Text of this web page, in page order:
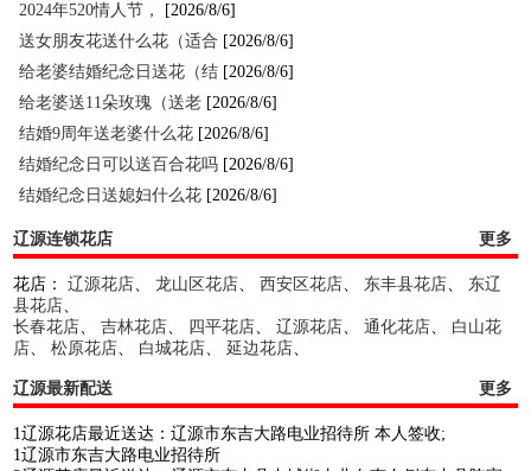
2024年520情人节，
[2026/8/6]
送女朋友花送什么花（适合 [2026/8/6]
给老婆结婚纪念日送花（结 [2026/8/6]
给老婆送11朵玫瑰（送老 [2026/8/6]
结婚9周年送老婆什么花 [2026/8/6]
结婚纪念日可以送百合花吗 [2026/8/6]
结婚纪念日送媳妇什么花 [2026/8/6]
辽源连锁花店 更多
花店：辽源花店、龙山区花店、西安区花店、 东丰县花店、 东辽
县花店、
长春花店、吉林花店、 四平花店、辽源花店、通化花店、 白山花
店、松原花店、 白城花店、 延边花店、
辽源最新配送 更多
1辽源花店最近送达：辽源市东吉大路电业招待所 本人签收;
1辽源市东吉大路电业招待所